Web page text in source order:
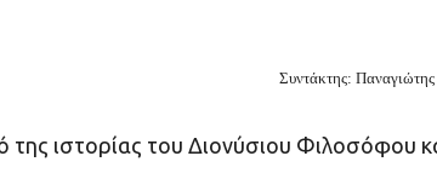
Συντάκτης:
της ιστορίας του Διονύσιου Φιλοσόφου